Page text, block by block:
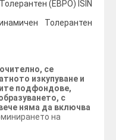
(ЕВРО) ISIN
Толерантен
се
изкупуване и
подфондове,
с
няма да включва
на